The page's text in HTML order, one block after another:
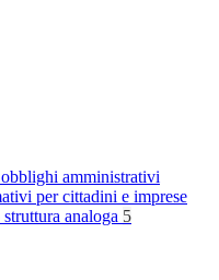
amministrativi
per cittadini e imprese
analoga 5